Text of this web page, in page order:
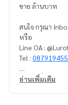
ขาย ล้านบาท
สนใจ กรุณา
หรือ
Line OA :
Tel :
#บ้านเดี่ยว #บ้
อ่านเพิ่มเติม